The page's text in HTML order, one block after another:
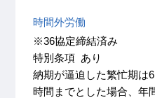
時間外労働
※36協定締結済み
特別条項 あり
納期が逼迫した繁忙期は
時間までとした場合、年